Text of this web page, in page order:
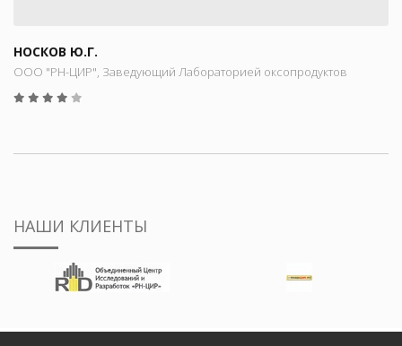
НОСКОВ Ю.Г.
ООО "РН-ЦИР", Заведующий Лабораторией оксопродуктов
НАШИ КЛИЕНТЫ